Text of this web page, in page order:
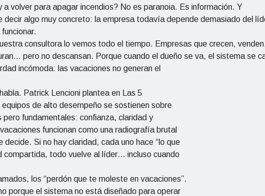
a volver para apagar incendios? No es paranoia. Es información. Y
decir algo muy concreto: la empresa todavía depende demasiado del
consultora lo vemos todo el tiempo. Empresas que crecen,
pero no descansan. Porque cuando el dueño se va, el sistema se
incómoda: las vacaciones no generan el
Patrick Lencioni plantea en Las 5
de alto desempeño se sostienen sobre
fundamentales: confianza, claridad y
funcionan como una radiografía brutal
decide. Si no hay claridad, cada uno hace “lo que
compartida, todo vuelve al líder… incluso cuando
los “perdón que te moleste en vacaciones”.
porque el sistema no está diseñado para operar